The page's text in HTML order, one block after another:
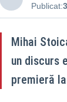
Publicat:
Mihai
un discurs
premieră